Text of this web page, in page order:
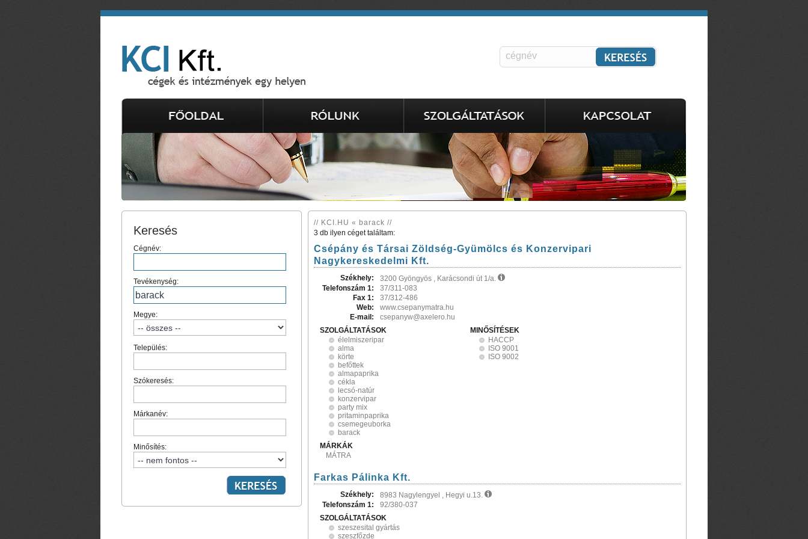
Keresés
Cégnév:
Tevékenység:
Megye:
Település:
Szókeresés:
Márkanév:
Minősítés:
// KCI.HU « barack //
3 db ilyen céget találtam:
Csépány és Társai Zöldség-Gyümölcs és Konzervipari
Nagykereskedelmi Kft.
Székhely:
3200 Gyöngyös , Karácsondi út 1/a.
Telefonszám 1:
37/311-083
Fax 1:
37/312-486
Web:
www.csepanymatra.hu
E-mail:
csepanyw@axelero.hu
SZOLGÁLTATÁSOK
élelmiszeripar
alma
körte
befőttek
almapaprika
cékla
lecsó-natúr
konzervipar
party mix
pritaminpaprika
csemegeuborka
barack
MINŐSÍTÉSEK
HACCP
ISO 9001
ISO 9002
MÁRKÁK
MÁTRA
Farkas Pálinka Kft.
Székhely:
8983 Nagylengyel , Hegyi u.13.
Telefonszám 1:
92/380-037
SZOLGÁLTATÁSOK
szeszesital gyártás
szeszfőzde